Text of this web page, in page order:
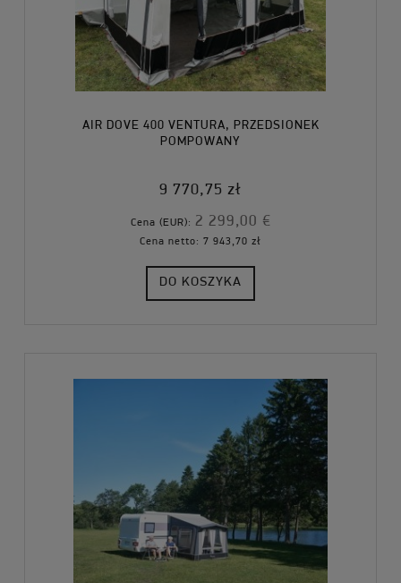
AIR DOVE 400 VENTURA, PRZEDSIONEK
POMPOWANY
9 770,75 zł
Cena (EUR): 2 299,00 €
Cena netto: 7 943,70 zł
DO KOSZYKA